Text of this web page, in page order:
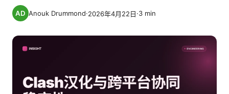
Anouk Drummond·2026年4月22日·3 min